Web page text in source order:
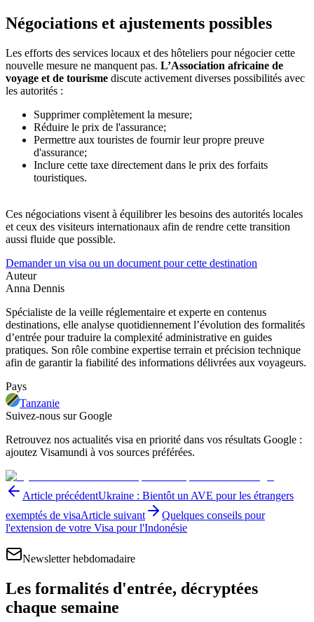
Négociations et ajustements possibles
Les efforts des services locaux et des hôteliers pour négocier cette
nouvelle mesure ne manquent pas. L’Association africaine de
voyage et de tourisme discute activement diverses possibilités avec
les autorités :
Supprimer complètement la mesure;
Réduire le prix de l'assurance;
Permettre aux touristes de fournir leur propre preuve
d'assurance;
Inclure cette taxe directement dans le prix des forfaits
touristiques.
Ces négociations visent à équilibrer les besoins des autorités locales
et ceux des visiteurs internationaux afin de rendre cette transition
aussi fluide que possible.
Demander un visa ou un document pour cette destination
Auteur
Anna Dennis
Spécialiste de la veille réglementaire et experte en contenus
destinations, elle analyse quotidiennement l’évolution des formalités
d’entrée pour traduire la complexité administrative en guides
pratiques. Son rôle combine expertise terrain et précision technique
afin de garantir la fiabilité des informations délivrées aux voyageurs.
Pays
Tanzanie
Suivez-nous sur Google
Retrouvez nos actualités visa en priorité dans vos résultats Google :
ajoutez Visamundi à vos sources préférées.
Article précédentUkraine : Bientôt un AVE pour les étrangers
exemptés de visaArticle suivant
Quelques conseils pour
l'extension de votre Visa pour l'Indonésie
Newsletter hebdomadaire
Les formalités d'entrée, décryptées
chaque semaine